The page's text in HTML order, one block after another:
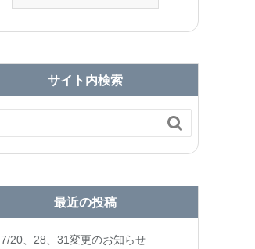
サイト内検索

最近の投稿
7/20、28、31変更のお知らせ